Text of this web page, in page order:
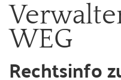
WEG
Rechtsinfo